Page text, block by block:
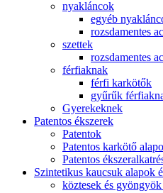
nyakláncok
egyéb
rozsdamentes
szettek
rozsdamentes
férfiaknak
férfi karkötők
gyűrűk
Gyerekeknek
Patentos ékszerek
Patentok
Patentos karkötő
Patentos
Szintetikus kaucsuk alapok
köztesek és